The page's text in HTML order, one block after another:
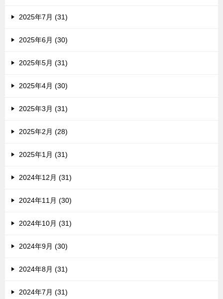
2025年7月 (31)
2025年6月 (30)
2025年5月 (31)
2025年4月 (30)
2025年3月 (31)
2025年2月 (28)
2025年1月 (31)
2024年12月 (31)
2024年11月 (30)
2024年10月 (31)
2024年9月 (30)
2024年8月 (31)
2024年7月 (31)